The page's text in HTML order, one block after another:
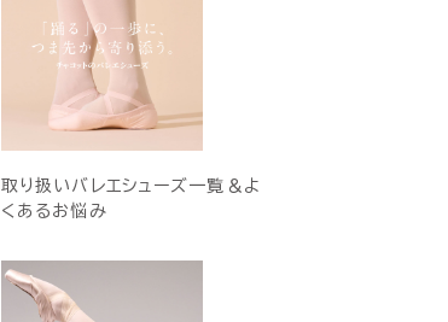
取り扱いバレエシューズ一覧＆よ
くあるお悩み